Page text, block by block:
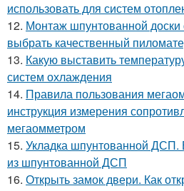
использовать для систем
12. Монтаж шпунтованной
выбрать качественный
13. Какую выставить
систем охлаждения
14. Правила пользования
инструкция измерения
мегаомметром
15. Укладка шпунтованной ДСП.
из шпунтованной ДСП
16. Открыть замок двери. Как